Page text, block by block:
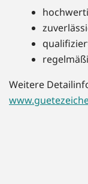
Weitere